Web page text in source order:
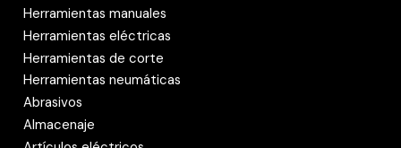
Herramientas manuales
Herramientas eléctricas
Herramientas de corte
Herramientas neumáticas
Abrasivos
Almacenaje